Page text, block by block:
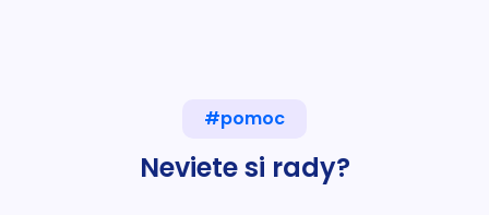
#pomoc
Neviete si rady?